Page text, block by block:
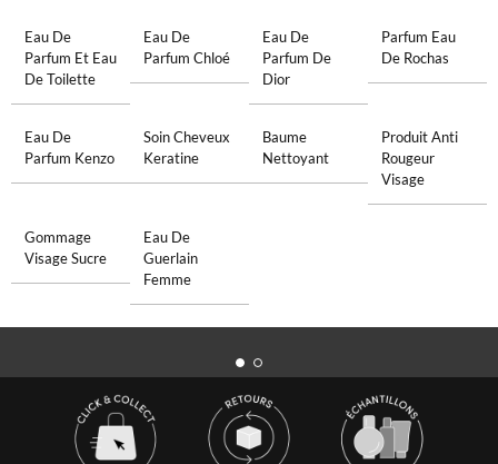
Eau De
Parfum Et Eau
De Toilette
Eau De
Parfum Chloé
Eau De
Parfum De
Dior
Parfum Eau
De Rochas
Eau De
Parfum Kenzo
Soin Cheveux
Keratine
Baume
Nettoyant
Produit Anti
Rougeur
Visage
Gommage
Visage Sucre
Eau De
Guerlain
Femme